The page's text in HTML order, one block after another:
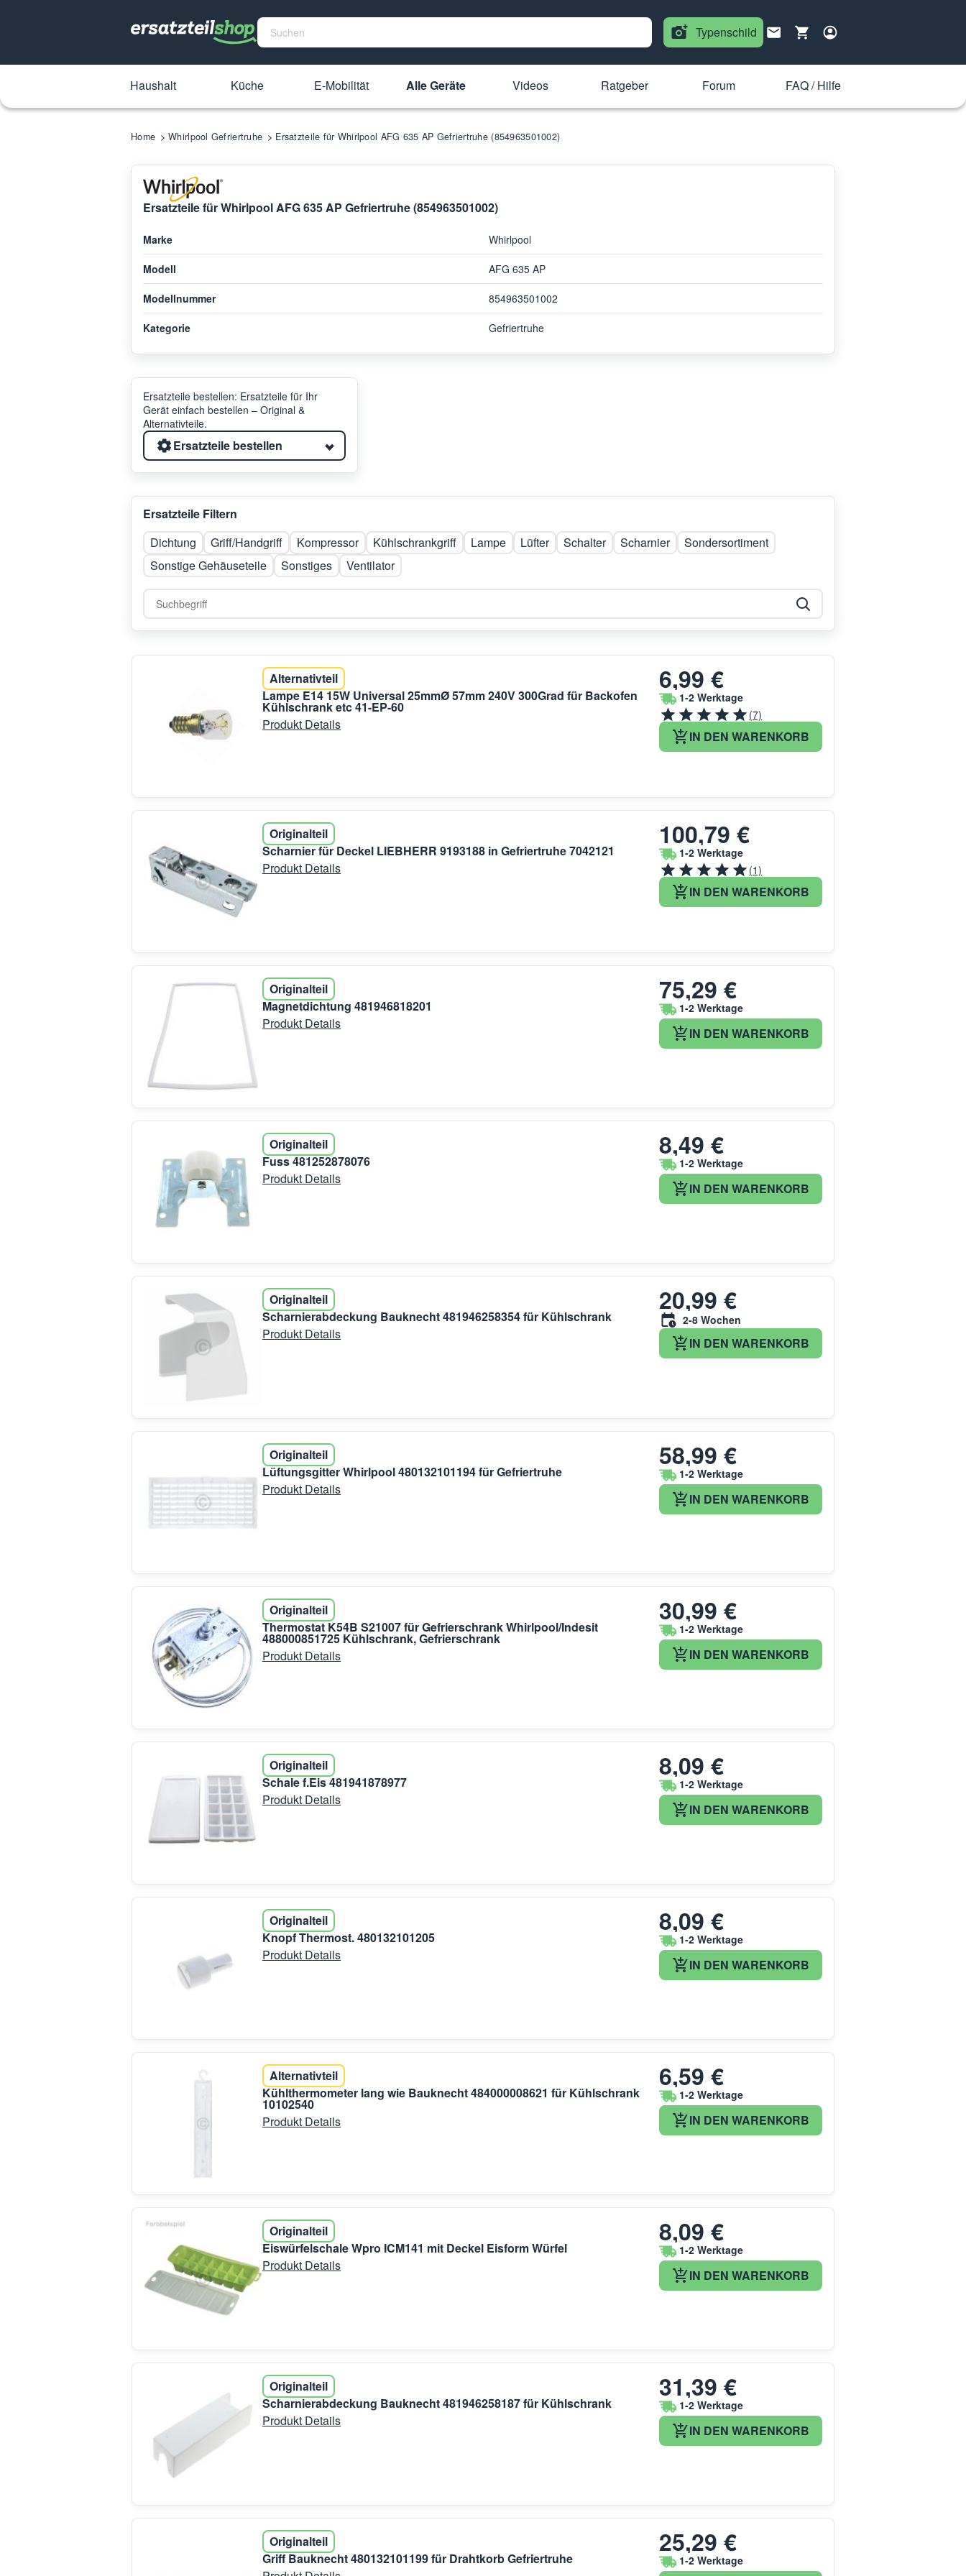
Typenschild
Haushalt Küche E-Mobilität Alle Geräte Videos Ratgeber Forum FAQ / Hilfe
Home Whirlpool Gefriertruhe Ersatzteile für Whirlpool AFG 635 AP Gefriertruhe (854963501002)
Ersatzteile für Whirlpool AFG 635 AP Gefriertruhe (854963501002)
Marke Whirlpool
Modell AFG 635 AP
Modellnummer 854963501002
Kategorie Gefriertruhe
Ersatzteile bestellen: Ersatzteile für Ihr
Gerät einfach bestellen – Original &
Alternativteile.
Ersatzteile bestellen
Ersatzteile Filtern
Dichtung
Griff/Handgriff Kompressor Kühlschrankgriff Lampe Lüfter Schalter Scharnier
Sondersortiment
Sonstige Gehäuseteile
Sonstiges Ventilator
Alternativteil
Lampe E14 15W Universal 25mmØ 57mm 240V 300Grad für Backofen
Kühlschrank etc 41-EP-60
Produkt Details
6,99 €
1-2 Werktage
(7)
IN DEN WARENKORB
Originalteil
Scharnier für Deckel LIEBHERR 9193188 in Gefriertruhe 7042121
Produkt Details
100,79 €
1-2 Werktage
(1)
IN DEN WARENKORB
Originalteil
Magnetdichtung 481946818201
Produkt Details
75,29 €
1-2 Werktage
IN DEN WARENKORB
Originalteil
Fuss 481252878076
Produkt Details
8,49 €
1-2 Werktage
IN DEN WARENKORB
Originalteil
Scharnierabdeckung Bauknecht 481946258354 für Kühlschrank
Produkt Details
20,99 €
2-8 Wochen
IN DEN WARENKORB
Originalteil
Lüftungsgitter Whirlpool 480132101194 für Gefriertruhe
Produkt Details
58,99 €
1-2 Werktage
IN DEN WARENKORB
Originalteil
Thermostat K54B S21007 für Gefrierschrank Whirlpool/Indesit
488000851725 Kühlschrank, Gefrierschrank
Produkt Details
30,99 €
1-2 Werktage
IN DEN WARENKORB
Originalteil
Schale f.Eis 481941878977
Produkt Details
8,09 €
1-2 Werktage
IN DEN WARENKORB
Originalteil
Knopf Thermost. 480132101205
Produkt Details
8,09 €
1-2 Werktage
IN DEN WARENKORB
Alternativteil
Kühlthermometer lang wie Bauknecht 484000008621 für Kühlschrank
10102540
Produkt Details
6,59 €
1-2 Werktage
IN DEN WARENKORB
Originalteil
Eiswürfelschale Wpro ICM141 mit Deckel Eisform Würfel
Produkt Details
8,09 €
1-2 Werktage
IN DEN WARENKORB
Originalteil
Scharnierabdeckung Bauknecht 481946258187 für Kühlschrank
Produkt Details
31,39 €
1-2 Werktage
IN DEN WARENKORB
Originalteil
Griff Bauknecht 480132101199 für Drahtkorb Gefriertruhe
25,29 €
1-2 Werktage